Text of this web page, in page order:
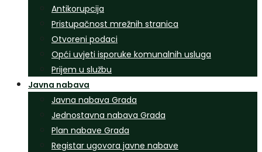
Antikorupcija
Pristupačnost mrežnih stranica
Otvoreni podaci
Opći uvjeti isporuke komunalnih usluga
Prijem u službu
Javna nabava
Javna nabava Grada
Jednostavna nabava Grada
Plan nabave Grada
Registar ugovora javne nabave